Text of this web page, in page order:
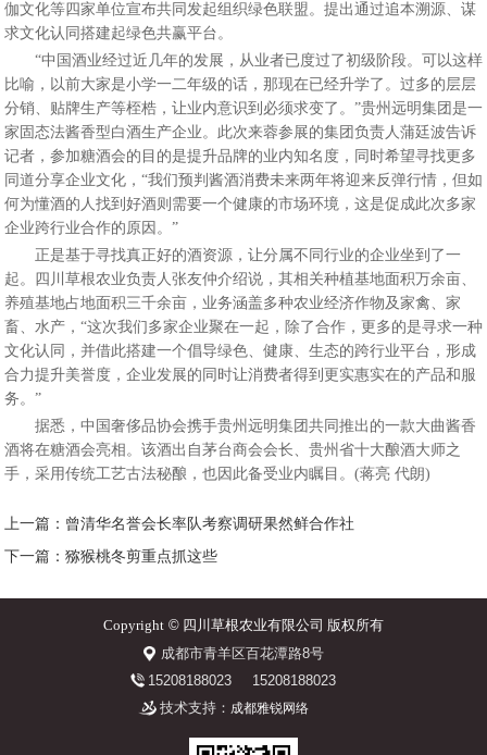
伽文化等四家单位宣布共同发起组织绿色联盟。提出通过追本溯源、谋
求文化认同搭建起绿色共赢平台。
“中国酒业经过近几年的发展，从业者已度过了初级阶段。可以这样
比喻，以前大家是小学一二年级的话，那现在已经升学了。过多的层层
分销、贴牌生产等桎梏，让业内意识到必须求变了。”贵州远明集团是一
家固态法酱香型白酒生产企业。此次来蓉参展的集团负责人蒲廷波告诉
记者，参加糖酒会的目的是提升品牌的业内知名度，同时希望寻找更多
同道分享企业文化，“我们预判酱酒消费未来两年将迎来反弹行情，但如
何为懂酒的人找到好酒则需要一个健康的市场环境，这是促成此次多家
企业跨行业合作的原因。”
正是基于寻找真正好的酒资源，让分属不同行业的企业坐到了一
起。四川草根农业负责人张友仲介绍说，其相关种植基地面积万余亩、
养殖基地占地面积三千余亩，业务涵盖多种农业经济作物及家禽、家
畜、水产，“这次我们多家企业聚在一起，除了合作，更多的是寻求一种
文化认同，并借此搭建一个倡导绿色、健康、生态的跨行业平台，形成
合力提升美誉度，企业发展的同时让消费者得到更实惠实在的产品和服
务。”
据悉，中国奢侈品协会携手贵州远明集团共同推出的一款大曲酱香
酒将在糖酒会亮相。该酒出自茅台商会会长、贵州省十大酿酒大师之
手，采用传统工艺古法秘酿，也因此备受业内瞩目。(蒋亮 代朗)
上一篇：曾清华名誉会长率队考察调研果然鲜合作社
下一篇：猕猴桃冬剪重点抓这些
Copyright © 四川草根农业有限公司 版权所有
成都市青羊区百花潭路8号
15208188023
15208188023
技术支持： 成都雅锐网络